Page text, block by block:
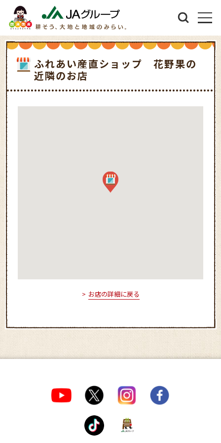
ふれあい産直ショップ 花野果の
近隣のお店
お店の詳細に戻る